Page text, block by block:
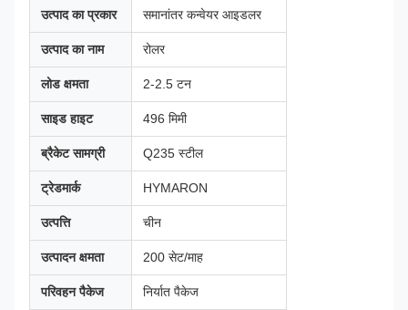
उत्पाद का प्रकार समानांतर कन्वेयर आइडलर
उत्पाद का नाम रोलर
लोड क्षमता 2-2.5 टन
साइड हाइट 496 मिमी
ब्रैकेट सामग्री Q235 स्टील
ट्रेडमार्क HYMARON
उत्पत्ति चीन
उत्पादन क्षमता 200 सेट/माह
परिवहन पैकेज निर्यात पैकेज